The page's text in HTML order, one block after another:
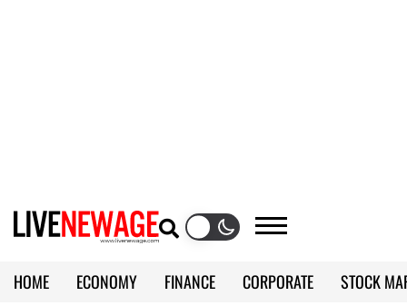
HOME ECONOMY FINANCE CORPORATE
STOCK